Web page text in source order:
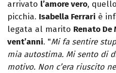
arrivato l’amore vero,
picchia. Isabella Ferrari è
legata al marito Renato De
vent’anni. "Mi fa sentire
mia autostima. Mi sento di
motivo. Non c’era riuscito